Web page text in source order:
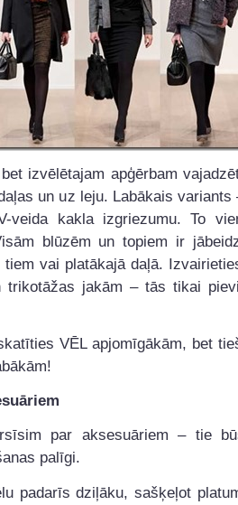
izvēlētajam apģērbam
un uz leju. Labākais variants
veida kakla izgriezumu. To
blūzēm un topiem ir
vai platākajā daļā.
trikotāžas jakām – tās tikai
VĒL apjomīgākām, bet
par aksesuāriem – tie
palīgi.
padarīs dziļāku, sašķeļot